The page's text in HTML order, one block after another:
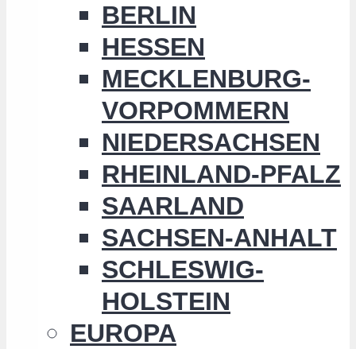
BERLIN
HESSEN
MECKLENBURG-
VORPOMMERN
NIEDERSACHSEN
RHEINLAND-PFALZ
SAARLAND
SACHSEN-ANHALT
SCHLESWIG-
HOLSTEIN
EUROPA